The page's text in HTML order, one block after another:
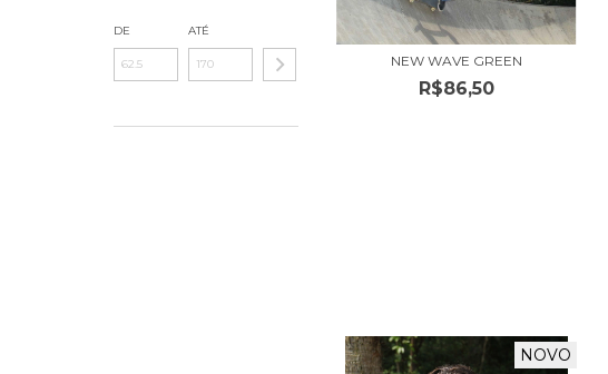
DE ATÉ
NEW WAVE GREEN
R$86,50
NOVO